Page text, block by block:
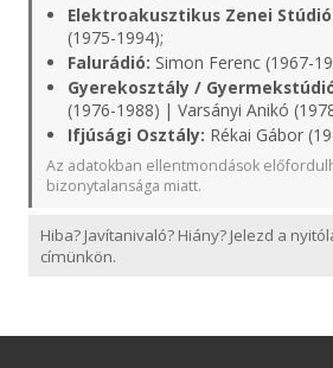
Elektroakusztikus Zenei
(1975-1994);
Falurádió: Simon Ferenc (1967-
Gyerekosztály /
(1976-1988) | Varsányi Anikó
Ifjúsági Osztály: Rékai Gábor
Az adatokban ellentmondások
bizonytalansága miatt.
Hiba? Javítanivaló? Hiány? Jelezd a
címünkön.